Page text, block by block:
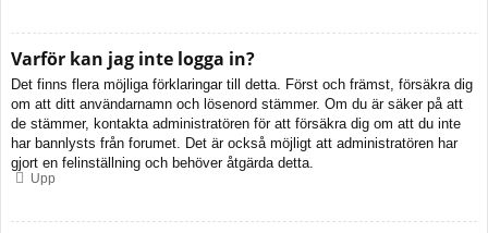
Varför kan jag inte logga in?
Det finns flera möjliga förklaringar till detta. Först och främst, försäkra dig
om att ditt användarnamn och lösenord stämmer. Om du är säker på att
de stämmer, kontakta administratören för att försäkra dig om att du inte
har bannlysts från forumet. Det är också möjligt att administratören har
gjort en felinställning och behöver åtgärda detta.
Upp